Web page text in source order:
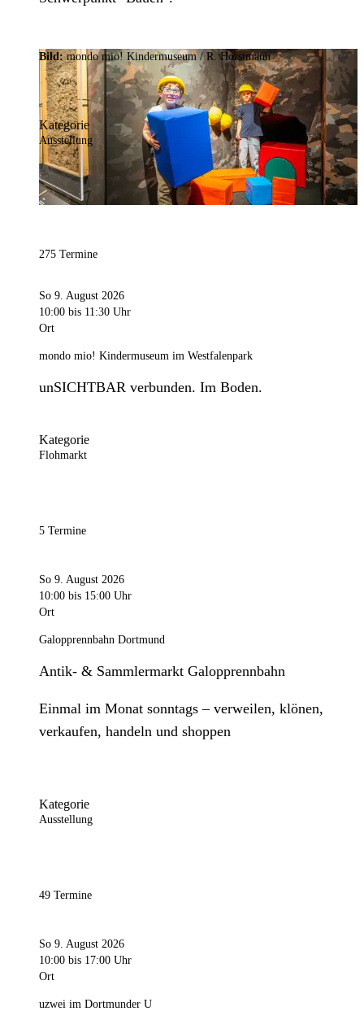
Bild:mondo mio! Kindermuseum / R. Horstmann
Kategorie
Ausstellung
275 Termine
So 9. August 2026
10:00 bis 11:30 Uhr
Ort
mondo mio! Kindermuseum im Westfalenpark
unSICHTBAR verbunden. Im Boden.
Kategorie
Flohmarkt
5 Termine
So 9. August 2026
10:00 bis 15:00 Uhr
Ort
Galopprennbahn Dortmund
Antik- & Sammlermarkt Galopprennbahn
Einmal im Monat sonntags – verweilen, klönen,
verkaufen, handeln und shoppen
Kategorie
Ausstellung
49 Termine
So 9. August 2026
10:00 bis 17:00 Uhr
Ort
uzwei im Dortmunder U